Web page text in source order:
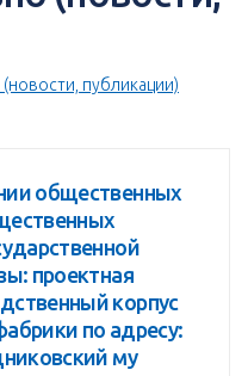
публикации)
общественных
проектная
корпус
по адресу:
му